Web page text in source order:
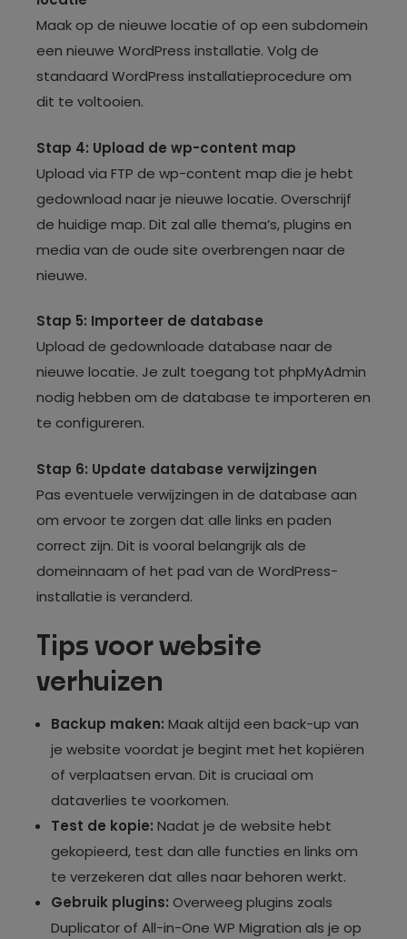
Maak op de nieuwe locatie of op een subdomein
een nieuwe WordPress installatie. Volg de
standaard WordPress installatieprocedure om
dit te voltooien.
Stap 4: Upload de wp-content map
Upload via FTP de wp-content map die je hebt
gedownload naar je nieuwe locatie. Overschrijf
de huidige map. Dit zal alle thema’s, plugins en
media van de oude site overbrengen naar de
nieuwe.
Stap 5: Importeer de database
Upload de gedownloade database naar de
nieuwe locatie. Je zult toegang tot phpMyAdmin
nodig hebben om de database te importeren en
te configureren.
Stap 6: Update database verwijzingen
Pas eventuele verwijzingen in de database aan
om ervoor te zorgen dat alle links en paden
correct zijn. Dit is vooral belangrijk als de
domeinnaam of het pad van de WordPress-
installatie is veranderd.
Tips voor website
verhuizen
Backup maken: Maak altijd een back-up van
je website voordat je begint met het kopiëren
of verplaatsen ervan. Dit is cruciaal om
dataverlies te voorkomen.
Test de kopie: Nadat je de website hebt
gekopieerd, test dan alle functies en links om
te verzekeren dat alles naar behoren werkt.
Gebruik plugins: Overweeg plugins zoals
Duplicator of All-in-One WP Migration als je op